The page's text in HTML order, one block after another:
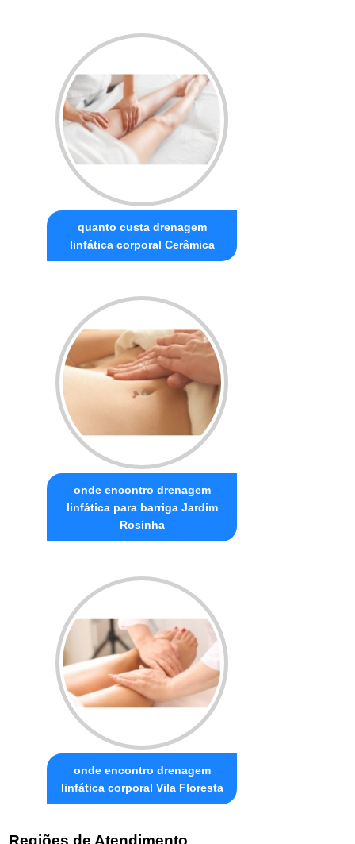
quanto custa drenagem
linfática corporal Cerâmica
onde encontro drenagem
linfática para barriga Jardim
Rosinha
onde encontro drenagem
linfática corporal Vila Floresta
Regiões de Atendimento